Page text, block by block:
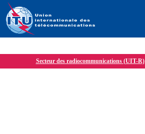
Secteur des radiocommunications (UIT-R)